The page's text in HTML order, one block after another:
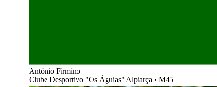
António Firmino
Clube Desportivo "Os Águias" Alpiarça • M45